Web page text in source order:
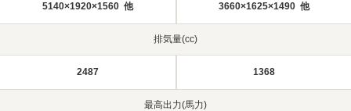
5140×1920×1560 他 3660×1625×1490 他
排気量(cc)
2487 1368
最高出力(馬力)